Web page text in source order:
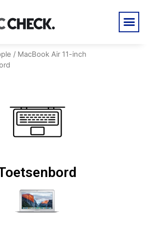
/ MacBook Air 11-inch